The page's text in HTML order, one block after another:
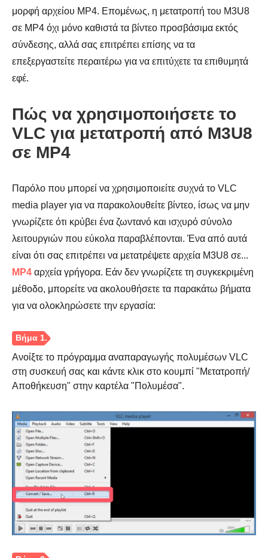
μορφή αρχείου MP4. Επομένως, η μετατροπή του M3U8
σε MP4 όχι μόνο καθιστά τα βίντεο προσβάσιμα εκτός
σύνδεσης, αλλά σας επιτρέπει επίσης να τα
επεξεργαστείτε περαιτέρω για να επιτύχετε τα επιθυμητά
εφέ.
Πώς να χρησιμοποιήσετε το
VLC για μετατροπή από M3U8
σε MP4
Παρόλο που μπορεί να χρησιμοποιείτε συχνά το VLC
media player για να παρακολουθείτε βίντεο, ίσως να μην
γνωρίζετε ότι κρύβει ένα ζωντανό και ισχυρό σύνολο
λειτουργιών που εύκολα παραβλέπονται. Ένα από αυτά
είναι ότι σας επιτρέπει να μετατρέψετε αρχεία M3U8 σε...
MP4 αρχεία γρήγορα. Εάν δεν γνωρίζετε τη συγκεκριμένη
μέθοδο, μπορείτε να ακολουθήσετε τα παρακάτω βήματα
για να ολοκληρώσετε την εργασία:
Ανοίξτε το πρόγραμμα αναπαραγωγής πολυμέσων VLC
στη συσκευή σας και κάντε κλικ στο κουμπί "Μετατροπή/
Αποθήκευση" στην καρτέλα "Πολυμέσα".